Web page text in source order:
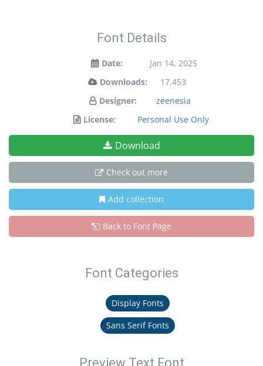
Font Details
Date:
Jan 14, 2025
Downloads:
17,453
Designer:
zeenesia
License:
Personal Use Only
Download
Check out more
Add collection
Back to Font Page
Font Categories
Display Fonts
Sans Serif Fonts
Preview Text Font